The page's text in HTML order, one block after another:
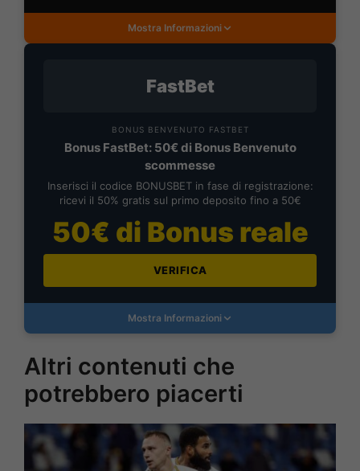
Mostra Informazioni
FastBet
BONUS BENVENUTO FASTBET
Bonus FastBet: 50€ di Bonus Benvenuto
scommesse
Inserisci il codice BONUSBET in fase di registrazione:
ricevi il 50% gratis sul primo deposito fino a 50€
50€ di Bonus reale
VERIFICA
Mostra Informazioni
Altri contenuti che
potrebbero piacerti